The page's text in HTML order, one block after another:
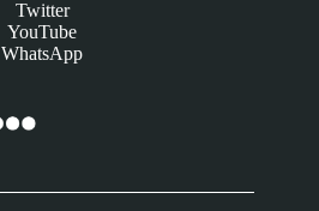
Twitter
YouTube
WhatsApp